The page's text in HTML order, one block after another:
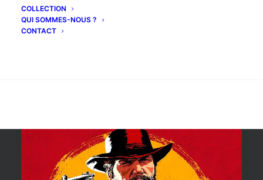
COLLECTION
QUI SOMMES-NOUS ?
CONTACT